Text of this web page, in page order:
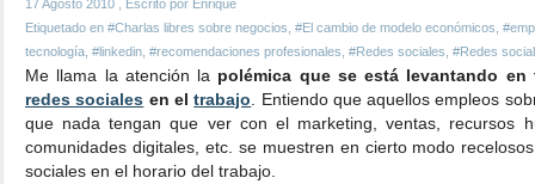
17 Agosto 2010 , Escrito por Enrique
Etiquetado en #Charlas libres sobre negocios #El cambio de modelo económicos
tecnología #linkedin #recomendaciones profesionales #Redes sociales #Redes
Me llama la atención la polémica que se está levantando
redes sociales en eltrabajo . Entiendo que aquellos empleos
que nada tengan que ver con el marketing, ventas, recursos
comunidades digitales, etc. se muestren en cierto modo
sociales en el horario del trabajo.